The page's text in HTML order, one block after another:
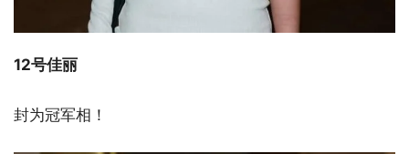
12号佳丽
封为冠军相！